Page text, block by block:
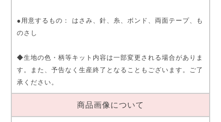
●用意するもの： はさみ、針、糸、ボンド、両面テープ、も
のさし
◆生地の色・柄等キット内容は一部変更される場合がありま
す。また、予告なく生産終了となることもございます。ご了
承ください。
商品画像について